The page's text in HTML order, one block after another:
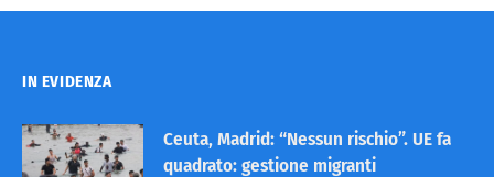
IN EVIDENZA
Ceuta, Madrid: “Nessun rischio”. UE fa
quadrato: gestione migranti